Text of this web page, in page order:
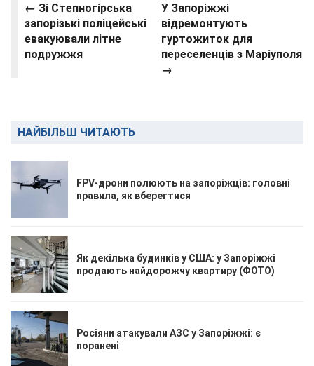
← Зі Степногірська
запорізькі поліцейські
евакуювали літне
подружжя
У Запоріжжі
відремонтують
гуртожиток для
переселенців з Маріуполя
→
НАЙБІЛЬШ ЧИТАЮТЬ
FPV-дрони полюють на запоріжців: головні
правила, як вберегтися
Як декілька будинків у США: у Запоріжжі
продають найдорожчу квартиру (ФОТО)
Росіяни атакували АЗС у Запоріжжі: є
поранені